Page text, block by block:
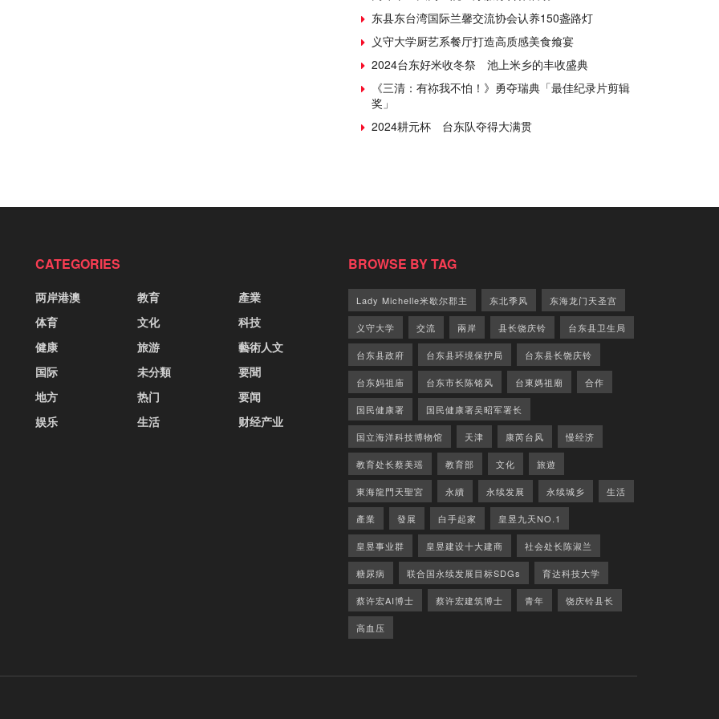
东县东台湾国际兰馨交流协会认养150盏路灯
义守大学厨艺系餐厅打造高质感美食飨宴
2024台东好米收冬祭 池上米乡的丰收盛典
《三清：有祢我不怕！》勇夺瑞典「最佳纪录片剪辑
奖」
2024耕元杯 台东队夺得大满贯
CATEGORIES
两岸港澳
体育
健康
国际
地方
娱乐
教育
文化
旅游
未分類
热门
生活
產業
科技
藝術人文
要聞
要闻
财经产业
BROWSE BY TAG
Lady Michelle米歇尔郡主 东北季风 东海龙门天圣宫
义守大学 交流 兩岸 县长饶庆铃 台东县卫生局
台东县政府 台东县环境保护局 台东县长饶庆铃
台东妈祖庙 台东市长陈铭风 台東媽祖廟 合作
国民健康署 国民健康署吴昭军署长
国立海洋科技博物馆 天津 康芮台风 慢经济
教育处长蔡美瑶 教育部 文化 旅遊
東海龍門天聖宮 永續 永续发展 永续城乡 生活
產業 發展 白手起家 皇昱九天NO.1
皇昱事业群 皇昱建设十大建商 社会处长陈淑兰
糖尿病 联合国永续发展目标SDGs 育达科技大学
蔡许宏AI博士 蔡许宏建筑博士 青年 饶庆铃县长
高血压